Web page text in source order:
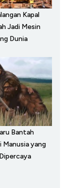
Kapal
Jadi Mesin
Dunia
Bantah
Manusia yang